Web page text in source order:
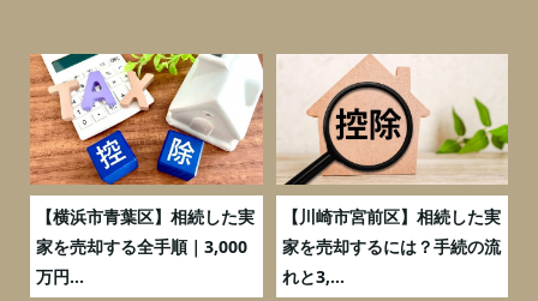
【横浜市青葉区】相続した実
家を売却する全手順｜3,000
万円...
【川崎市宮前区】相続した実
家を売却するには？手続の流
れと3,...